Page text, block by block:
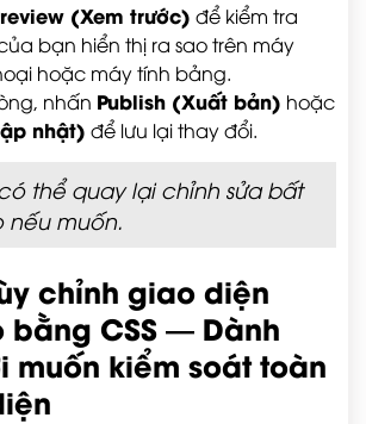
(Xem trước) để kiểm tra
bạn hiển thị ra sao trên máy
hoặc máy tính bảng.
nhấn Publish (Xuất bản) hoặc
nhật) để lưu lại thay đổi.
thể quay lại chỉnh sửa bất
nếu muốn.
chỉnh giao diện
CSS — Dành
muốn kiểm soát toàn